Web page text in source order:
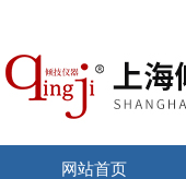
网站首页